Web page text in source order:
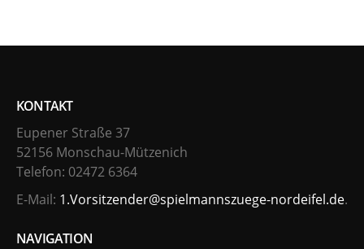
KONTAKT
Eupener Straße 37
52156 Monschau-Mützenich
Telefon: 02472 6364
E-Mail: 1.Vorsitzender@spielmannszuege-nordeifel.de.
NAVIGATION